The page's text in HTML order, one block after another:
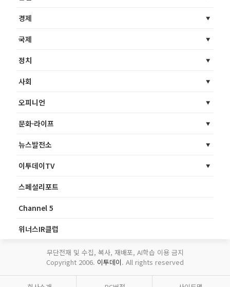
경제
국제
정치
사회
오피니언
문화·라이프
뉴스발전소
이투데이TV
스페셜리포트
Channel 5
위너스IR클럽
무단전재 및 수집, 복사, 재배포, AI학습 이용 금지
Copyright 2006. 이투데이. All rights reserved